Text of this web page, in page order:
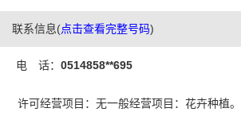
联系信息(点击查看完整号码)
电 话： 0514858**695
许可经营项目：无一般经营项目：花卉种植。